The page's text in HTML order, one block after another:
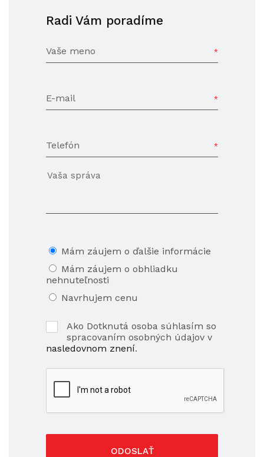
Radi Vám poradíme
Vaše meno
E-mail
Telefón
Mám záujem o ďalšie informácie
Mám záujem o obhliadku
nehnuteľnosti
Navrhujem cenu
Ako Dotknutá osoba súhlasím so
spracovaním osobných údajov v
nasledovnom znení.
ODOSLAŤ